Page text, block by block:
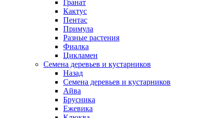
Гранат
Кактус
Пентас
Примула
Разные растения
Фиалка
Цикламен
Семена деревьев и кустарников
Назад
Семена деревьев и кустарников
Айва
Брусника
Ежевика